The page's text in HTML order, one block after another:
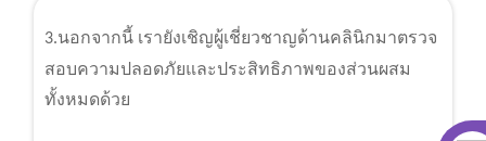
3.นอกจากนี้ เรายังเชิญผู้เชี่ยวชาญด้านคลินิกมาตรวจ
สอบความปลอดภัยและประสิทธิภาพของส่วนผสม
ทั้งหมดด้วย